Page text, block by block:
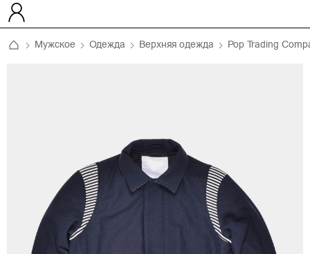
Мужское Одежда Верхняя одежда Pop Trading